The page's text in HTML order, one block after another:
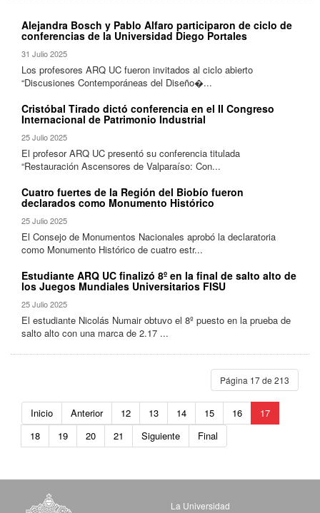
Alejandra Bosch y Pablo Alfaro participaron de ciclo de
conferencias de la Universidad Diego Portales
31 Julio 2025
Los profesores ARQ UC fueron invitados al ciclo abierto
“Discusiones Contemporáneas del Diseño�...
Cristóbal Tirado dictó conferencia en el II Congreso
Internacional de Patrimonio Industrial
25 Julio 2025
El profesor ARQ UC presentó su conferencia titulada
“Restauración Ascensores de Valparaíso: Con...
Cuatro fuertes de la Región del Biobío fueron
declarados como Monumento Histórico
25 Julio 2025
El Consejo de Monumentos Nacionales aprobó la declaratoria
como Monumento Histórico de cuatro estr...
Estudiante ARQ UC finalizó 8º en la final de salto alto de
los Juegos Mundiales Universitarios FISU
25 Julio 2025
El estudiante Nicolás Numair obtuvo el 8º puesto en la prueba de
salto alto con una marca de 2.17 ...
Página 17 de 213
Inicio Anterior 12 13 14 15 16
17
18
19 20 21 Siguiente Final
La Universidad